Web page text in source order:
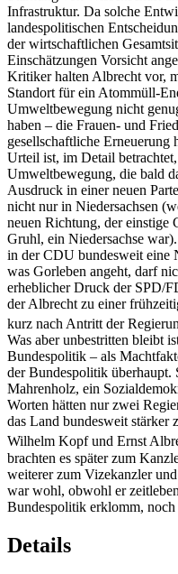
Infrastruktur. Da solche
landespolitischen
der wirtschaftlichen
Einschätzungen Vorsicht
Kritiker halten Albrecht vor,
Standort für ein Atommüll-
Umweltbewegung nicht
haben – die Frauen- und
gesellschaftliche Erneuerung
Urteil ist, im Detail
Umweltbewegung, die bald
Ausdruck in einer neuen
nicht nur in Niedersachsen
neuen Richtung, der einstige
Gruhl, ein Niedersachse
in der CDU bundesweit eine
was Gorleben angeht, darf
erheblicher Druck der SPD/
der Albrecht zu einer
kurz nach Antritt der
Was aber unbestritten bleibt
Bundespolitik – als
der Bundespolitik überhaupt.
Mahrenholz, ein
Worten hätten nur zwei
das Land bundesweit
Wilhelm Kopf und Ernst
brachten es später zum
weiterer zum Vizekanzler
war wohl, obwohl er
Bundespolitik erklomm, noch
Details